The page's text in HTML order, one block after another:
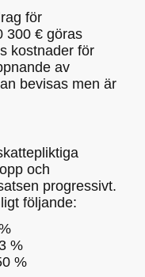
för
300 € göras
kostnader för
av
bevisas men är
och
progressivt.
följande:
%
%